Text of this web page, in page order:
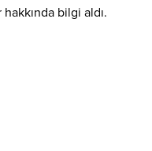
bilgi aldı.